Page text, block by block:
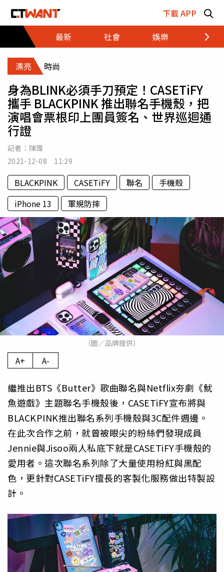
下載 APP
最新
社會 娛樂 財經
漂亮 時尚
身為BLINK必須手刀預定！CASETiFY
攜手 BLACKPINK 推出聯名手機殼，把
演唱會票根印上團員簽名、世界巡迴通
行證
記者： 陳瑋
2021-12-08 11:29
BLACKPINK CASETiFY 聯名
手機殼
iPhone 13
軍規防摔
（圖／品牌提供）
A+ A-
繼推出BTS《Butter》歌曲聯名與Netflix夯劇《魷
魚遊戲》主題聯名手機殼後， CASETiFY宣布將與
BLACKPINK推出聯名系列手機殼與3C配件週邊。
在此次合作之前， 就曾被眼尖的粉絲們發現成員
Jennie與Jisoo兩人私底下就是CASETiFY手機殼的
愛用者。 這次聯名系列除了大量使用粉紅與黑配
色， 更針對CASETiFY擅長的客製化服務做出特製設
計。